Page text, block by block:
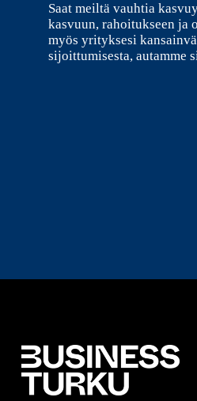
Saat meiltä vauhtia
kasvuun, rahoitukseen ja
myös yrityksesi
sijoittumisesta, autamme